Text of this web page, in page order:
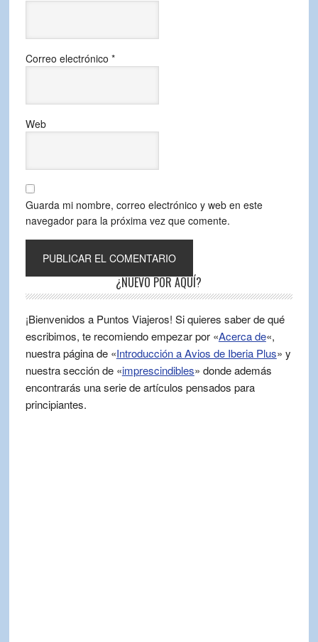
Correo electrónico *
Web
Guarda mi nombre, correo electrónico y web en este
navegador para la próxima vez que comente.
¿NUEVO POR AQUÍ?
¡Bienvenidos a Puntos Viajeros! Si quieres saber de qué
escribimos, te recomiendo empezar por «Acerca de«,
nuestra página de «Introducción a Avios de Iberia Plus» y
nuestra sección de «imprescindibles» donde además
encontrarás una serie de artículos pensados para
principiantes.